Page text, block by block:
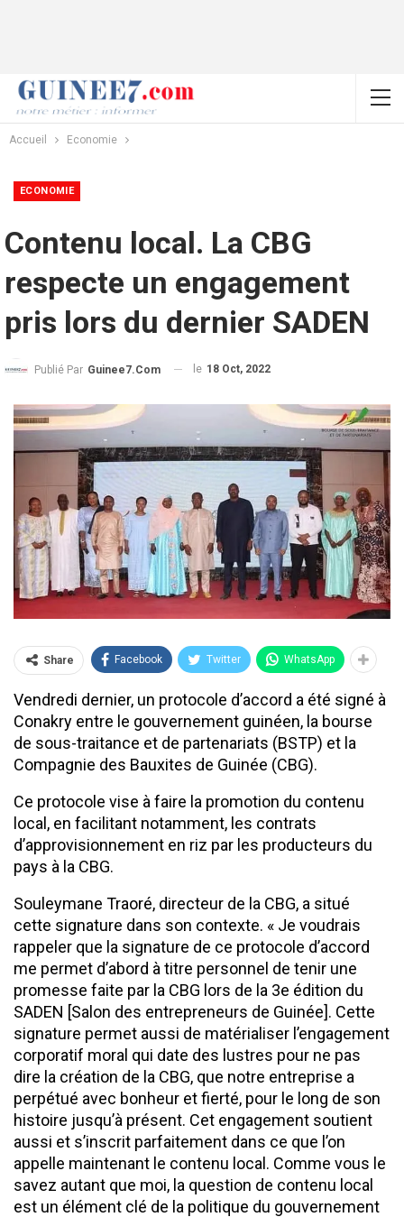
Accueil Economie
ECONOMIE
Contenu local. La CBG
respecte un engagement
pris lors du dernier SADEN
Publié Par Guinee7.com le 18 Oct, 2022
Share Facebook Twitter WhatsApp
Vendredi dernier, un protocole d’accord a été signé à
Conakry entre le gouvernement guinéen, la bourse
de sous-traitance et de partenariats (BSTP) et la
Compagnie des Bauxites de Guinée (CBG).
Ce protocole vise à faire la promotion du contenu
local, en facilitant notamment, les contrats
d’approvisionnement en riz par les producteurs du
pays à la CBG.
Souleymane Traoré, directeur de la CBG, a situé
cette signature dans son contexte. « Je voudrais
rappeler que la signature de ce protocole d’accord
me permet d’abord à titre personnel de tenir une
promesse faite par la CBG lors de la 3e édition du
SADEN [Salon des entrepreneurs de Guinée]. Cette
signature permet aussi de matérialiser l’engagement
corporatif moral qui date des lustres pour ne pas
dire la création de la CBG, que notre entreprise a
perpétué avec bonheur et fierté, pour le long de son
histoire jusqu’à présent. Cet engagement soutient
aussi et s’inscrit parfaitement dans ce que l’on
appelle maintenant le contenu local. Comme vous le
savez autant que moi, la question de contenu local
est un élément clé de la politique du gouvernement